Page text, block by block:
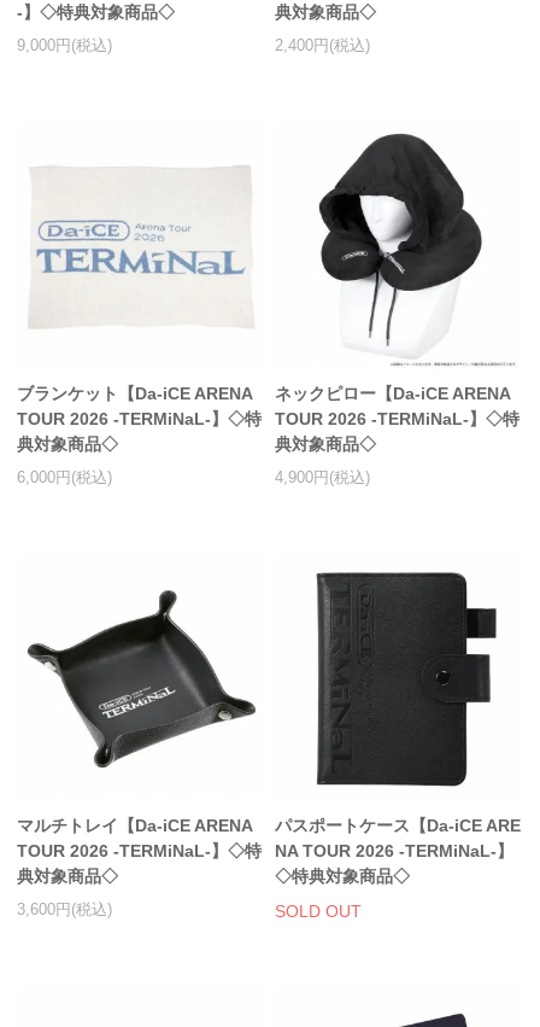
-】◇特典対象商品◇
9,000円(税込)
典対象商品◇
2,400円(税込)
ブランケット【Da-iCE ARENA
TOUR 2026 -TERMiNaL-】◇特
典対象商品◇
6,000円(税込)
ネックピロー【Da-iCE ARENA
TOUR 2026 -TERMiNaL-】◇特
典対象商品◇
4,900円(税込)
マルチトレイ【Da-iCE ARENA
TOUR 2026 -TERMiNaL-】◇特
典対象商品◇
3,600円(税込)
パスポートケース【Da-iCE ARE
NA TOUR 2026 -TERMiNaL-】
◇特典対象商品◇
SOLD OUT